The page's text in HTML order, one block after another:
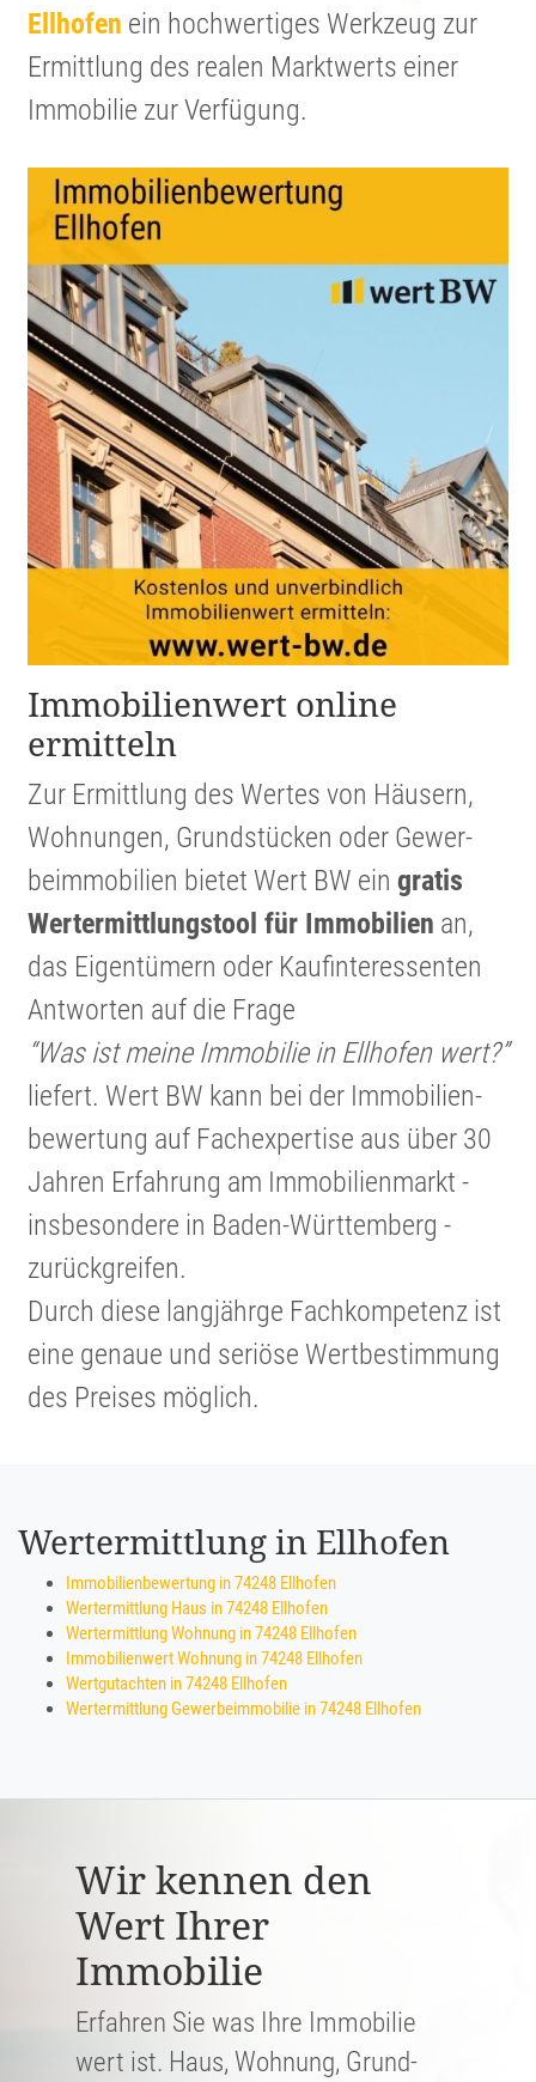
Ellhofen ein hochwer­tiges Werkzeug zur
Ermitt­lung des realen Markt­werts einer
Immobilie zur Verfügung.
Immobi­li­en­wert online
ermitteln
Zur Ermitt­lung des Wertes von Häusern,
Wohnungen, Grund­stücken oder Gewer­
beim­mo­bi­lien bietet Wert BW ein gratis
Werter­mitt­lungs­tool für Immobi­lien an,
das Eigen­tü­mern oder Kaufin­ter­es­senten
Antworten auf die Frage
“Was ist meine Immobilie in Ellhofen wert?”
liefert. Wert BW kann bei der Immobi­li­en­
be­wer­tung auf Fachex­per­tise aus über 30
Jahren Erfahrung am Immobi­li­en­markt -
insbe­son­dere in Baden-Württem­berg -
zurück­greifen.
Durch diese langjährge Fachkom­pe­tenz ist
eine genaue und seriöse Wertbe­stim­mung
des Preises möglich.
Wertermittlung in Ellhofen
Immobilienbewertung in 74248 Ellhofen
Wertermittlung Haus in 74248 Ellhofen
Wertermittlung Wohnung in 74248 Ellhofen
Immobilienwert Wohnung in 74248 Ellhofen
Wertgutachten in 74248 Ellhofen
Wertermittlung Gewerbeimmobilie in 74248 Ellhofen
Wir kennen den
Wert Ihrer
Immobilie
Erfahren Sie was Ihre Immobilie
wert ist. Haus, Wohnung, Grund­